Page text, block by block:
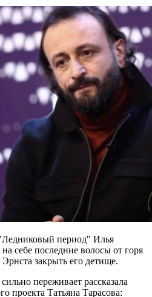
период" Илья
себе последние волосы от горя
закрыть его детище.
переживает рассказала
проекта Татьяна Тарасова: